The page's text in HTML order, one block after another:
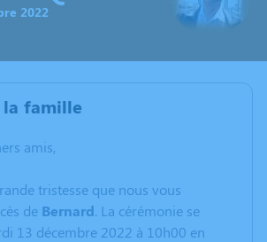
2022
la famille
amis,
tristesse que nous vous
de Bernard. La cérémonie se
13 décembre 2022 à 10h00 en